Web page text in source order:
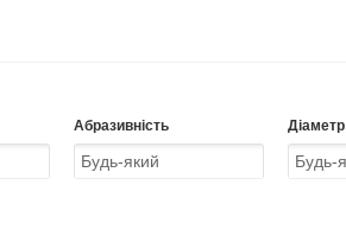
Абразивність Діаметр